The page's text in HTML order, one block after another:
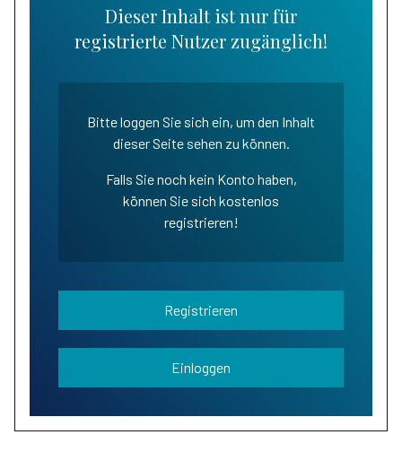
Dieser Inhalt ist nur für
registrierte Nutzer zugänglich!
Bitte loggen Sie sich ein, um den Inhalt
dieser Seite sehen zu können.
Falls Sie noch kein Konto haben,
können Sie sich kostenlos
registrieren!
Registrieren
Einloggen